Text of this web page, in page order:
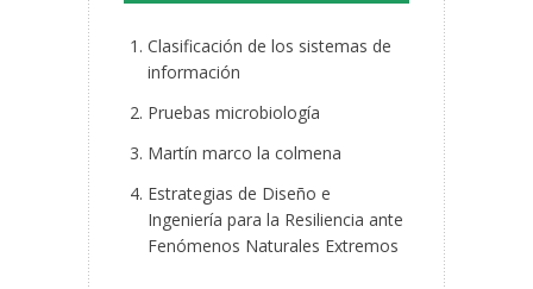
Clasificación de los sistemas de
información
Pruebas microbiología
Martín marco la colmena
Estrategias de Diseño e
Ingeniería para la Resiliencia ante
Fenómenos Naturales Extremos